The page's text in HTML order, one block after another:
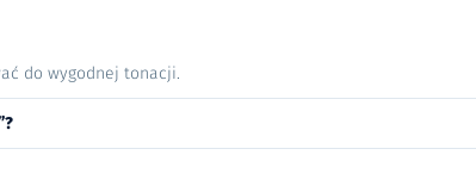
do wygodnej tonacji.